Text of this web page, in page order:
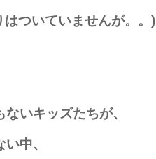
ついていませんが。。)
いキッズたちが、
中、